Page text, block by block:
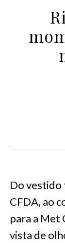
Do vestido
CFDA, ao
para a Met
vista de